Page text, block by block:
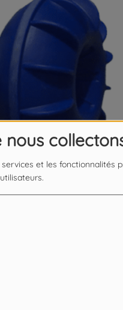
et les fonctionnalités